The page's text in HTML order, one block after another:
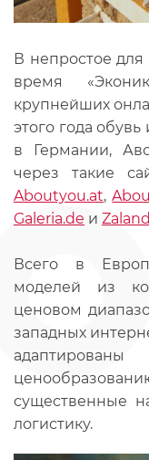
В непростое
время
крупнейших
этого года
в Германии,
через такие
Aboutyou.at,
Galeria.de и
Всего в
моделей из
ценовом
западных
существенные
логистику.